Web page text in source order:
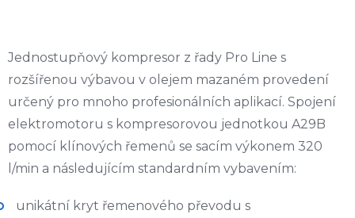
Jednostupňový kompresor z řady Pro Line s
rozšířenou výbavou v olejem mazaném provedení
určený pro mnoho profesionálních aplikací. Spojení
elektromotoru s kompresorovou jednotkou A29B
pomocí klínových řemenů se sacím výkonem 320
l/min a následujícím standardním vybavením:
unikátní kryt řemenového převodu s